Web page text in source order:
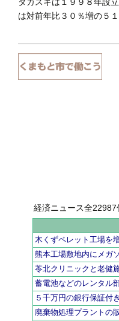
は対前年比３０％増の５
経済ニュース全
木くずペレット工場
熊本工場敷地内にメ
苓北クリニックと老
蓄電池などのレンタ
５千万円の銀行保証
廃棄物処理プラント